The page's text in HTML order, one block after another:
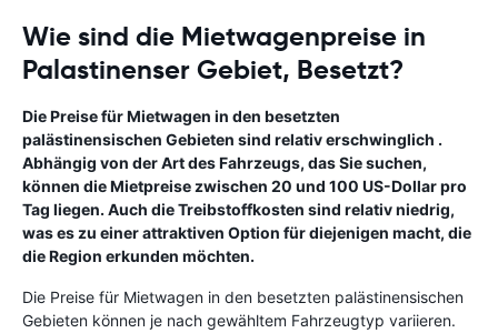
Wie sind die Mietwagenpreise in
Palastinenser Gebiet, Besetzt?
Die Preise für Mietwagen in den besetzten
palästinensischen Gebieten sind relativ erschwinglich .
Abhängig von der Art des Fahrzeugs, das Sie suchen,
können die Mietpreise zwischen 20 und 100 US-Dollar pro
Tag liegen. Auch die Treibstoffkosten sind relativ niedrig,
was es zu einer attraktiven Option für diejenigen macht, die
die Region erkunden möchten.
Die Preise für Mietwagen in den besetzten palästinensischen
Gebieten können je nach gewähltem Fahrzeugtyp variieren.